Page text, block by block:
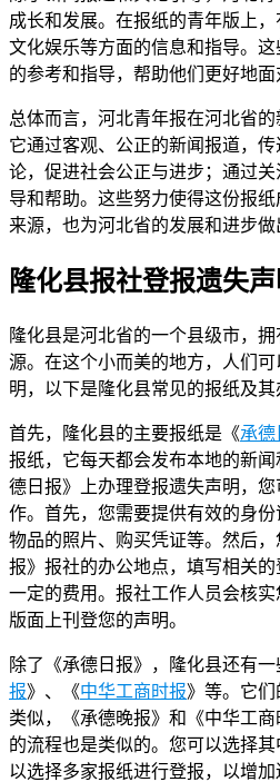
成长和发展。在报纸的青年版上，
文化娱乐等方面的信息和指导。
的参考和指导，帮助他们更好地面
总体而言，河北青年报在河北省的
它通过客观、公正的新闻报道，
论，促进社会公正与进步；通过
导和帮助。这些努力使得这份报
来源，也为河北省的发展和进步做
隆化县报社登报遗失声
隆化县是河北省的一个县级市，
源。在这个小而美的地方，人们
明，以下是隆化县常见的报纸及其
首先，隆化县的主要报纸是《承德
报纸，它每天都会发布本地的新
德日报》上办理登报遗失声明，
作。首先，您需要提供有效的身
物品的照片、购买凭证等。然后
报》报社的办公地点，填写相关
一定的费用。报社工作人员会核
版面上刊登您的声明。
除了《承德日报》，隆化县还有
报》、《中华工商时报》等。它
类似，《承德晚报》和《中华工
的流程也是类似的。您可以选择
以选择多家报纸进行登报，以增加